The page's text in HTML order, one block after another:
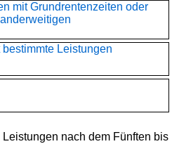
mit Grundrentenzeiten oder
Leistungen
nach dem Fünften bis